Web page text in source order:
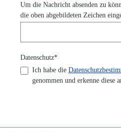
Um die Nachricht absenden zu
die oben abgebildeten Zeichen
Datenschutz*
Ich habe die
genommen und erkenne diese